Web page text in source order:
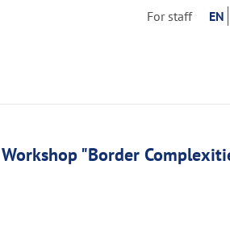
For staff EN
Workshop "Border